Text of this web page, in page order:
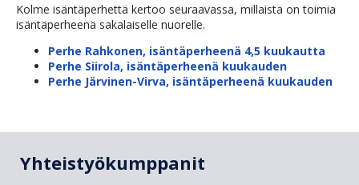
Kolme isäntäperhettä kertoo seuraavassa, millaista on toimia
isäntäperheenä sakalaiselle nuorelle.
Perhe Rahkonen, isäntäperheenä 4,5 kuukautta
Perhe Siirola, isäntäperheenä kuukauden
Perhe Järvinen-Virva, isäntäperheenä kuukauden
Yhteistyökumppanit